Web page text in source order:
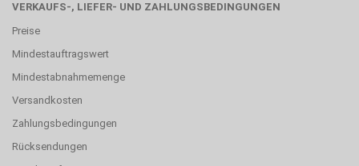
VERKAUFS-, LIEFER- UND ZAHLUNGSBEDINGUNGEN
Preise
Mindestauftragswert
Mindestabnahmemenge
Versandkosten
Zahlungsbedingungen
Rücksendungen